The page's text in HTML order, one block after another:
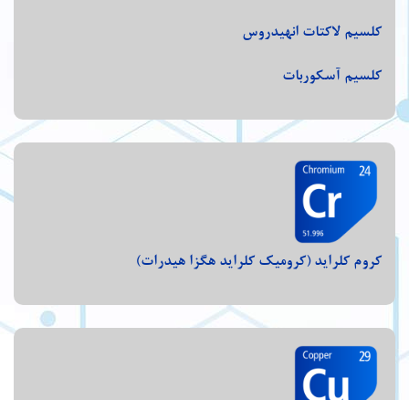
کلسیم لاکتات انهیدروس
کلسیم آسکوربات
کروم کلراید (کرومیک کلراید هگزا هیدرات)